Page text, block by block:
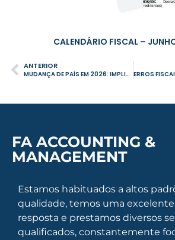
CALENDÁRIO FISCAL –
ANTERIOR
MUDANÇA DE PAÍS EM 2026: IMPLICAÇÕES FISCAIS QUE NÃO PODE IGNORAR
FA ACCOUNTING &
MANAGEMENT
Estamos habituados a altos
qualidade, temos uma
resposta e prestamos diversos
qualificados, constantemente